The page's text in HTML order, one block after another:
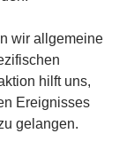
wir allgemeine
hilft uns,
Ereignisses
gelangen.